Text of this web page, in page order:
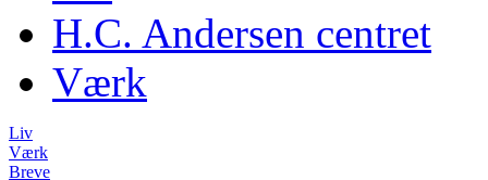
H.C. Andersen centret
Værk
Liv
Værk
Breve